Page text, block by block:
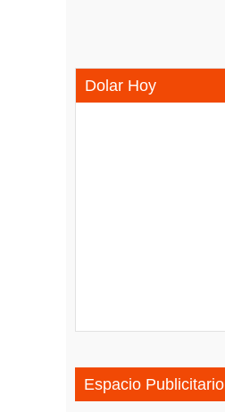
Dolar Hoy
Espacio Publicitario